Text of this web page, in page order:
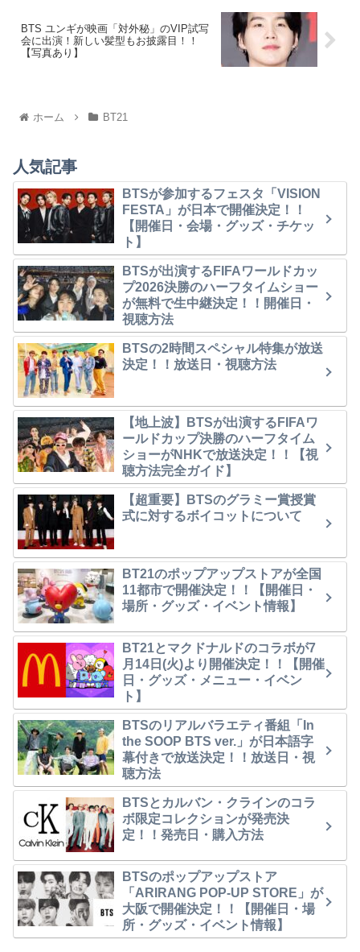
BTS ユンギが映画「対外秘」のVIP試写
会に出演！新しい髪型もお披露目！！
【写真あり】
ホーム BT21
人気記事
BTSが参加するフェスタ「VISION
FESTA」が日本で開催決定！！
【開催日・会場・グッズ・チケッ
ト】
BTSが出演するFIFAワールドカッ
プ2026決勝のハーフタイムショー
が無料で生中継決定！！開催日・
視聴方法
BTSの2時間スペシャル特集が放送
決定！！放送日・視聴方法
【地上波】BTSが出演するFIFAワ
ールドカップ決勝のハーフタイム
ショーがNHKで放送決定！！【視
聴方法完全ガイド】
【超重要】BTSのグラミー賞授賞
式に対するボイコットについて
BT21のポップアップストアが全国
11都市で開催決定！！【開催日・
場所・グッズ・イベント情報】
BT21とマクドナルドのコラボが7
月14日(火)より開催決定！！【開催
日・グッズ・メニュー・イベン
ト】
BTSのリアルバラエティ番組「In
the SOOP BTS ver.」が日本語字
幕付きで放送決定！！放送日・視
聴方法
BTSとカルバン・クラインのコラ
ボ限定コレクションが発売決
定！！発売日・購入方法
BTSのポップアップストア
「ARIRANG POP-UP STORE」が
大阪で開催決定！！【開催日・場
所・グッズ・イベント情報】